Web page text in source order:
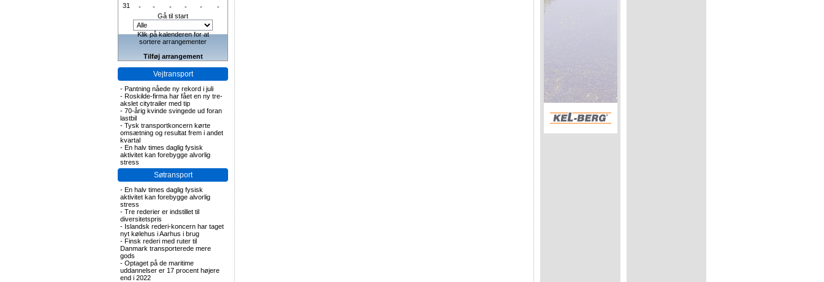
31
- - - - -
-
Gå til start
Klik på kalenderen for at
sortere arrangementer
Tilføj arrangement
Vejtransport
- Pantning nåede ny rekord i juli
- Roskilde-firma har fået en ny tre-
akslet citytrailer med tip
- 70-årig kvinde svingede ud foran
lastbil
- Tysk transportkoncern kørte
omsætning og resultat frem i andet
kvartal
- En halv times daglig fysisk
aktivitet kan forebygge alvorlig
stress
Søtransport
- En halv times daglig fysisk
aktivitet kan forebygge alvorlig
stress
- Tre rederier er indstillet til
diversitetspris
- Islandsk rederi-koncern har taget
nyt kølehus i Aarhus i brug
- Finsk rederi med ruter til
Danmark transporterede mere
gods
- Optaget på de maritime
uddannelser er 17 procent højere
end i 2022